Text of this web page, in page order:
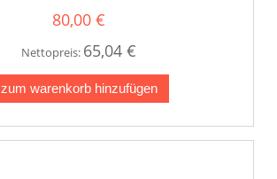
80,00 €
Nettopreis: 65,04 €
zum warenkorb hinzufügen